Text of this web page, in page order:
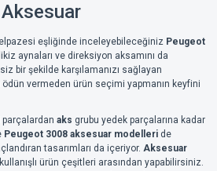
eşliğinde inceleyebileceğiniz Peugeot
aynaları ve direksiyon aksamını da
bir şekilde karşılamanızı sağlayan
vermeden ürün seçimi yapmanın keyfini
aks grubu yedek parçalarına kadar
Peugeot 3008 aksesuar modelleri de
tasarımları da içeriyor. Aksesuar
ürün çeşitleri arasından yapabilirsiniz.